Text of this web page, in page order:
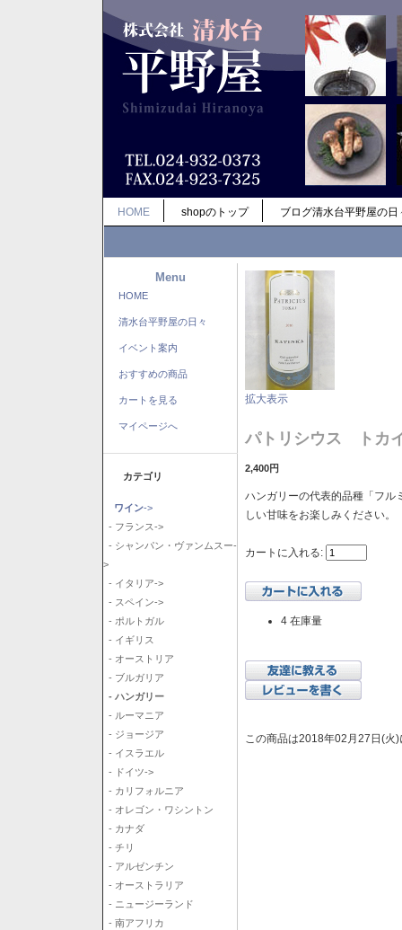
HOME shopのトップ ブログ清水台平野屋の日
Menu
HOME
清水台平野屋の日々
イベント案内
おすすめの商品
カートを見る
マイページへ
カテゴリ
ワイン->
- フランス->
- シャンパン・ヴァンムスー-
>
- イタリア->
- スペイン->
- ポルトガル
- イギリス
- オーストリア
- ブルガリア
- ハンガリー
- ルーマニア
- ジョージア
- イスラエル
- ドイツ->
- カリフォルニア
- オレゴン・ワシントン
- カナダ
- チリ
- アルゼンチン
- オーストラリア
- ニュージーランド
- 南アフリカ
拡大表示
パトリシウス トカ
2,400円
ハンガリーの代表的品種「フル
しい甘味をお楽しみください。
カートに入れる:
4 在庫量
この商品は2018年02月27日(火